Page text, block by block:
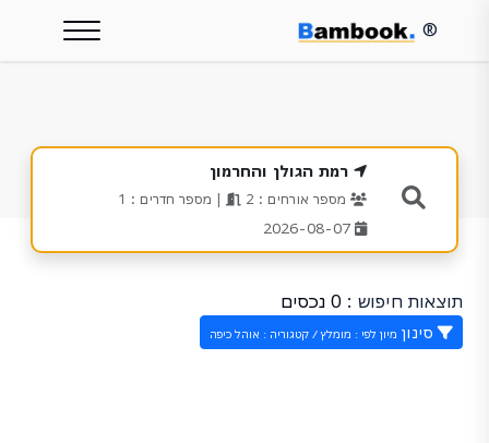
®
רמת הגולן והחרמון
מספר אורחים : 2 | מספר חדרים : 1
תוצאות חיפוש : 0 נכסים
סינון מיון לפי : מומלץ / קטגוריה : אוהל כיפה